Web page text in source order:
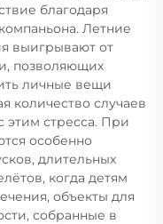
благодаря
Летние
выигрывают от
позволяющих
личные вещи
количество случаев
этим стресса. При
особенно
длительных
когда детям
объекты для
собранные в